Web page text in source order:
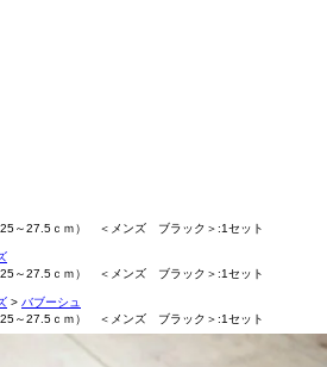
～27.5ｃｍ） ＜メンズ ブラック＞:1セット
～27.5ｃｍ） ＜メンズ ブラック＞:1セット
バブーシュ
～27.5ｃｍ） ＜メンズ ブラック＞:1セット